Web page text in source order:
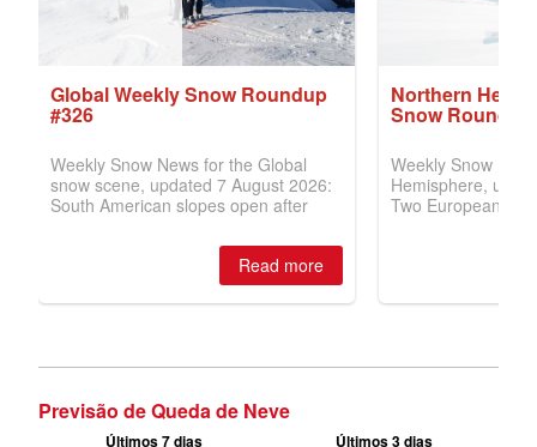
Previsão de Queda de Neve
Últimos 7 dias Últimos 3 dias